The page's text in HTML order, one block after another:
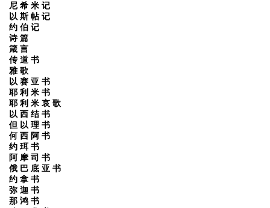
尼 希 米 记
以 斯 帖 记
约 伯 记
诗 篇
箴 言
传 道 书
雅 歌
以 赛 亚 书
耶 利 米 书
耶 利 米 哀 歌
以 西 结 书
但 以 理 书
何 西 阿 书
约 珥 书
阿 摩 司 书
俄 巴 底 亚 书
约 拿 书
弥 迦 书
那 鸿 书